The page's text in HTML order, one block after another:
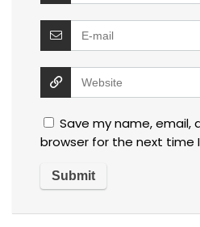
Save my name, email,
browser for the next time